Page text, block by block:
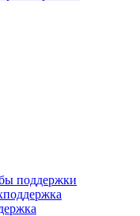
поддержки